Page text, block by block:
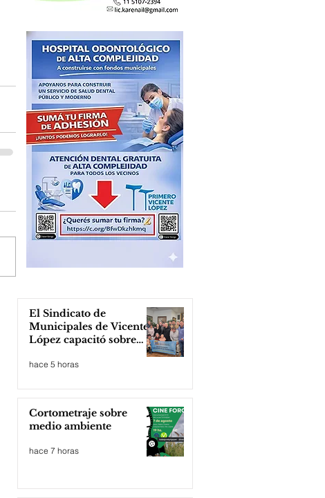
El Sindicato de
Municipales de Vicente
López capacitó sobre
hace 5 horas
Cortometraje sobre
medio ambiente
hace 7 horas